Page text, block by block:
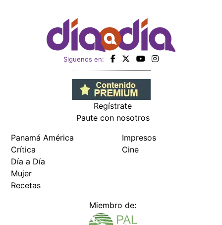
Siguenos en:
Regístrate
Paute con nosotros
Panamá América
Crítica
Día a Día
Mujer
Recetas
Impresos
Cine
Miembro de: